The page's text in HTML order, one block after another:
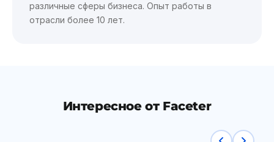
различные сферы бизнеса. Опыт работы в
отрасли более 10 лет.
Интересное от Faceter